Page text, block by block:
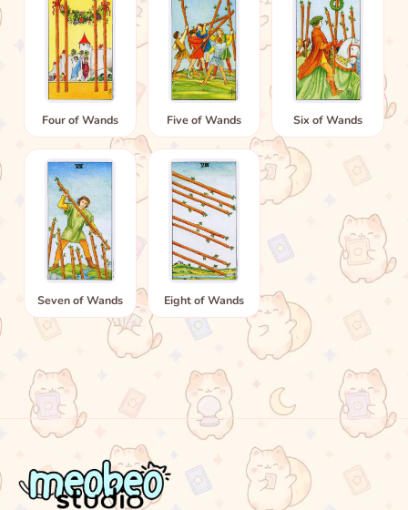
Four of Wands Five of Wands Six of Wands
Seven of Wands Eight of Wands